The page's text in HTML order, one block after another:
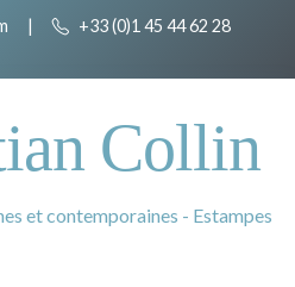
| +33 (0)1 45 44 62 28
Collin
et contemporaines - Estampes